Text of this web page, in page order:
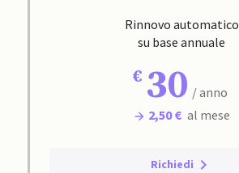
Rinnovo automatico
su base annuale
30 / anno
2,50 € al mese
Richiedi